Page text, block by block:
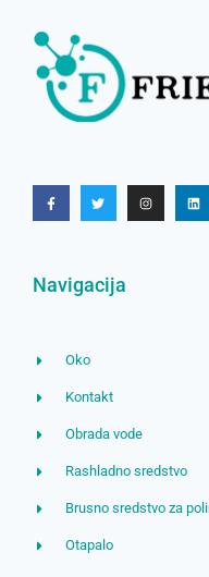
Navigacija
Oko
Kontakt
Obrada vode
Rashladno sredstvo
Brusno sredstvo za
Otapalo